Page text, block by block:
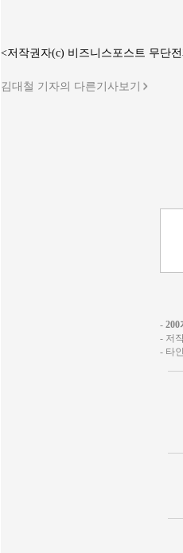
<저작권자(c) 비즈니스포스트 무단
김대철 기자의 다른기사보기
- 200
- 저
- 타